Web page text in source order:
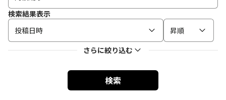
検索結果表示
投稿日時
昇順
さらに絞り込む
検索